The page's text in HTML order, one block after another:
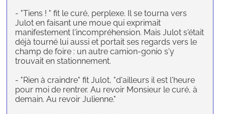
- "Tiens ! " fit le curé, perplexe. Il se tourna vers
Julot en faisant une moue qui exprimait
manifestement l'incompréhension. Mais Julot s'était
déjà tourné lui aussi et portait ses regards vers le
champ de foire : un autre camion-gonio s'y
trouvait en stationnement.
- "Rien à craindre" fit Julot, "d'ailleurs il est l'heure
pour moi de rentrer. Au revoir Monsieur le curé, à
demain. Au revoir Julienne."